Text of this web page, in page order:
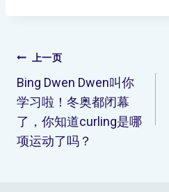
上一页
Bing Dwen Dwen叫你
学习啦！冬奥都闭幕
了，你知道curling是哪
项运动了吗？